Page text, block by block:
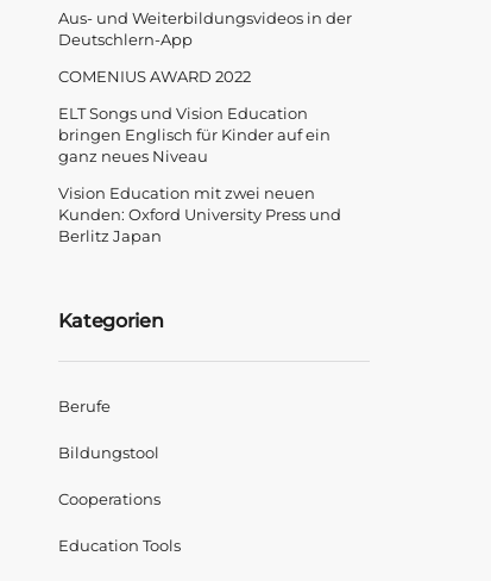
Aus- und Weiterbildungsvideos in der
Deutschlern-App
COMENIUS AWARD 2022
ELT Songs und Vision Education
bringen Englisch für Kinder auf ein
ganz neues Niveau
Vision Education mit zwei neuen
Kunden: Oxford University Press und
Berlitz Japan
Kategorien
Berufe
Bildungstool
Cooperations
Education Tools